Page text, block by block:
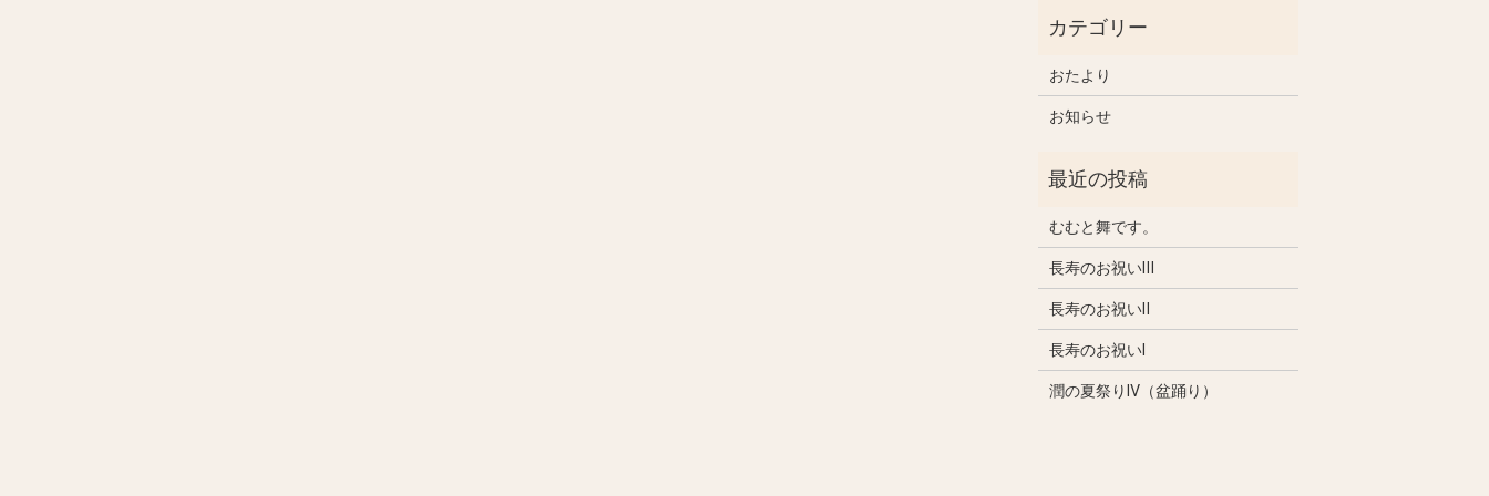
おたより
お知らせ
むむと舞です。
長寿のお祝いⅢ
長寿のお祝いⅡ
長寿のお祝いⅠ
潤の夏祭りⅣ（盆踊り）